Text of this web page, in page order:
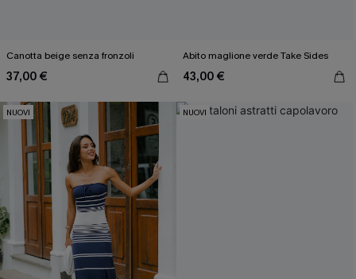
Canotta beige senza fronzoli
37,00 €
Abito maglione verde Take Sides
43,00 €
NUOVI NUOVI